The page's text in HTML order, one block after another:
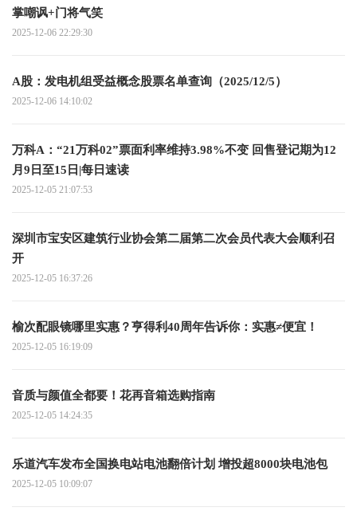
掌嘲讽+门将气笑
2025-12-06 22:29:30
A股：发电机组受益概念股票名单查询（2025/12/5）
2025-12-06 14:10:02
万科A：“21万科02”票面利率维持3.98%不变 回售登记期为12
月9日至15日|每日速读
2025-12-05 21:07:53
深圳市宝安区建筑行业协会第二届第二次会员代表大会顺利召
开
2025-12-05 16:37:26
榆次配眼镜哪里实惠？亨得利40周年告诉你：实惠≠便宜！
2025-12-05 16:19:09
音质与颜值全都要！花再音箱选购指南
2025-12-05 14:24:35
乐道汽车发布全国换电站电池翻倍计划 增投超8000块电池包
2025-12-05 10:09:07